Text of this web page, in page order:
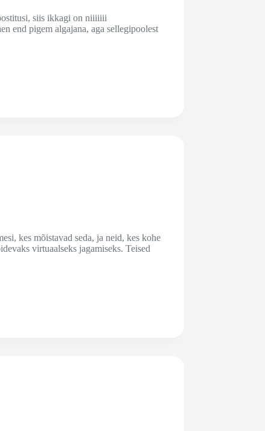
siis ikkagi on niiiiiii
end pigem algajana, aga sellegipoolest
kes mõistavad seda, ja neid, kes kohe
virtuaalseks jagamiseks. Teised